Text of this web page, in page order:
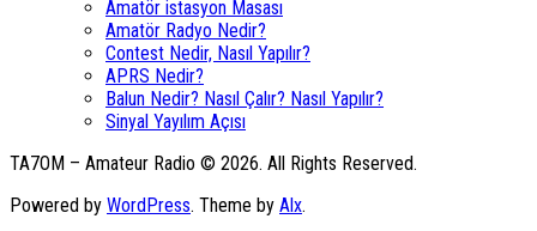
Amatör istasyon Masası
Amatör Radyo Nedir?
Contest Nedir, Nasıl Yapılır?
APRS Nedir?
Balun Nedir? Nasıl Çalır? Nasıl Yapılır?
Sinyal Yayılım Açısı
TA7OM – Amateur Radio © 2026. All Rights Reserved.
Powered by WordPress. Theme by Alx.